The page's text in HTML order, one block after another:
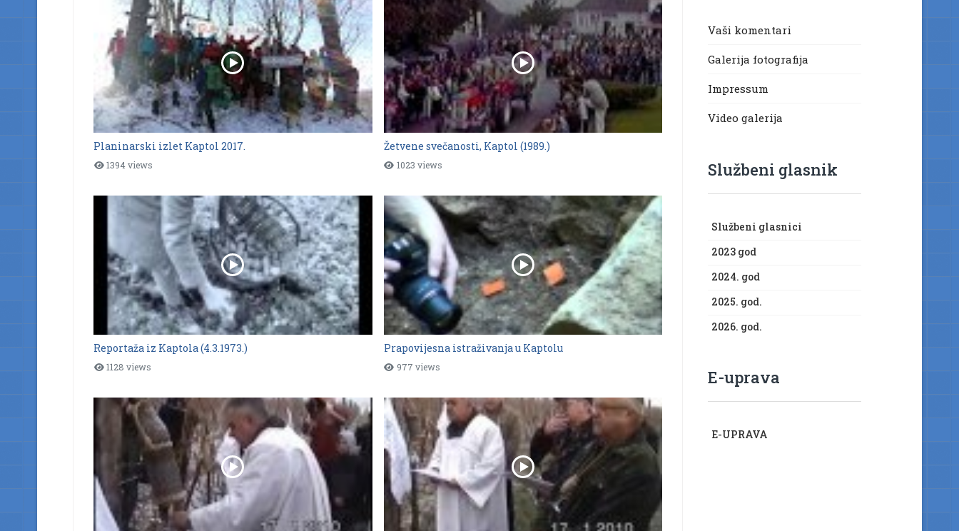
Planinarski izlet Kaptol 2017.
1394 views
Žetvene svečanosti, Kaptol (1989.)
1023 views
Reportaža iz Kaptola (4.3.1973.)
1128 views
Prapovijesna istraživanja u Kaptolu
977 views
Vaši komentari
Galerija fotografija
Impressum
Video galerija
Službeni glasnik
Službeni glasnici
2023 god
2024. god
2025. god.
2026. god.
E-uprava
E-UPRAVA